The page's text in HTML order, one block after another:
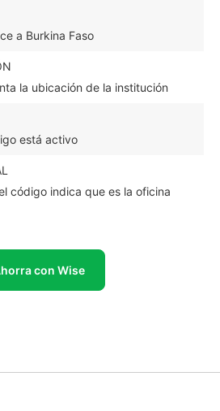
a Burkina Faso
la ubicación de la institución
está activo
código indica que es la oficina
con Wise